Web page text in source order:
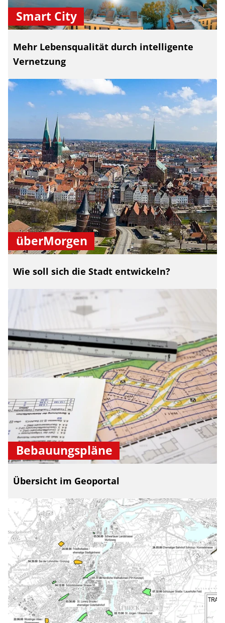
Smart City
Mehr Lebensqualität durch intelligente
Vernetzung
überMorgen
Wie soll sich die Stadt entwickeln?
Bebauungspläne
Übersicht im Geoportal